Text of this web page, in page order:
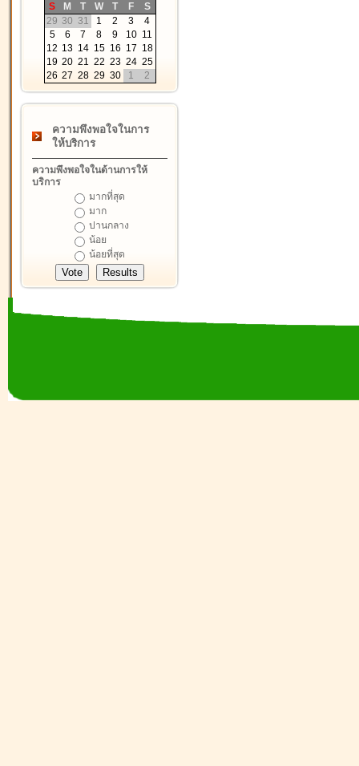
S
M T W T F
S
29 30 31 1 2 3
4
5
6 7 8 9 10 11
12 13 14 15 16 17 18
19 20 21 22 23 24 25
26 27 28 29 30 1 2
ความพึงพอใจในการ
ให้บริการ
ความพึงพอใจในด้านการให้
บริการ
มากที่สุด
มาก
ปานกลาง
น้อย
น้อยที่สุด